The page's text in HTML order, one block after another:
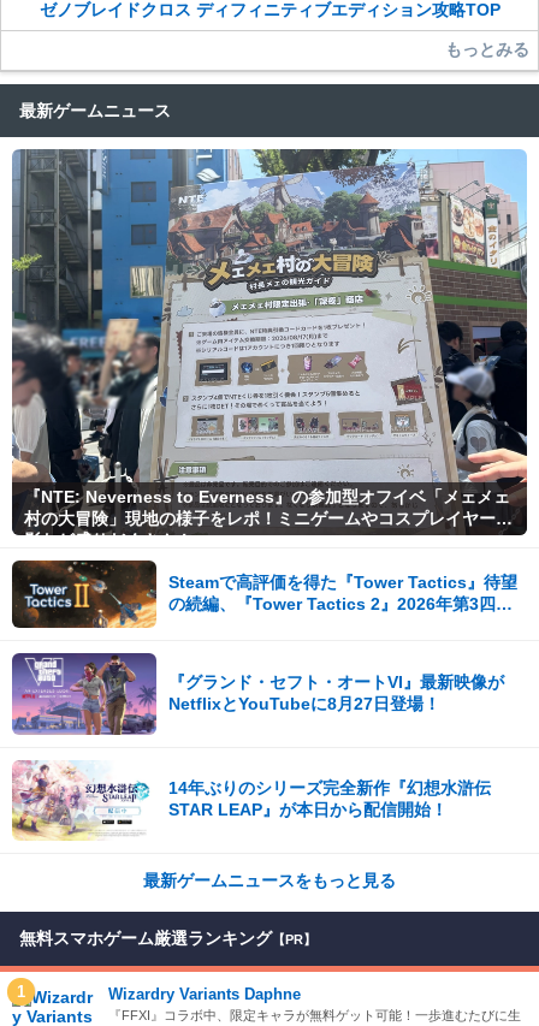
ゼノブレイドクロス ディフィニティブエディション攻略TOP
もっとみる
最新ゲームニュース
『NTE: Neverness to Everness』の参加型オフイベ「メェメェ
村の大冒険」現地の様子をレポ！ミニゲームやコスプレイヤー撮
影など盛りだくさん！
Steamで高評価を得た『Tower Tactics』待望
の続編、『Tower Tactics 2』2026年第3四半
『グランド・セフト・オートVI』最新映像が
NetflixとYouTubeに8月27日登場！
14年ぶりのシリーズ完全新作『幻想水滸伝
STAR LEAP』が本日から配信開始！
最新ゲームニュースをもっと見る
無料スマホゲーム厳選ランキング 【PR】
1 Wizardry Variants Daphne
『FFXI』コラボ中、限定キャラが無料ゲット可能！一歩進むたびに生